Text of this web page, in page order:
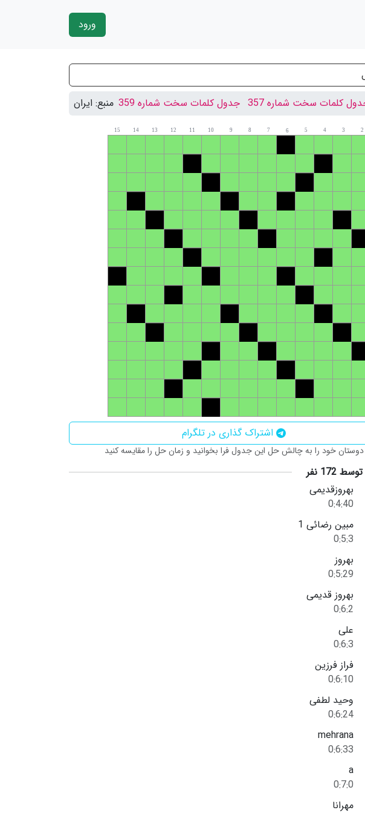
ورود
کلمات سخت شماره 357 جدول کلمات سخت شماره 359 منبع: ایران
2
3
4
5
6
7
8
9
10
11
12
13
14
15
اشتراک گذاری در تلگرام
دوستان خود را به چالش حل این جدول فرا بخوانید و زمان حل را مقایسه کنید
نفر
بهروزقدیمی
0:4:40
مبین رضائی 1
0:5:3
بهروز
0:5:29
بهروز قدیمی
0:6:2
علی
0:6:3
فراز فرزین
0:6:10
وحید لطفی
0:6:24
mehrana
0:6:33
a
0:7:0
مهرانا